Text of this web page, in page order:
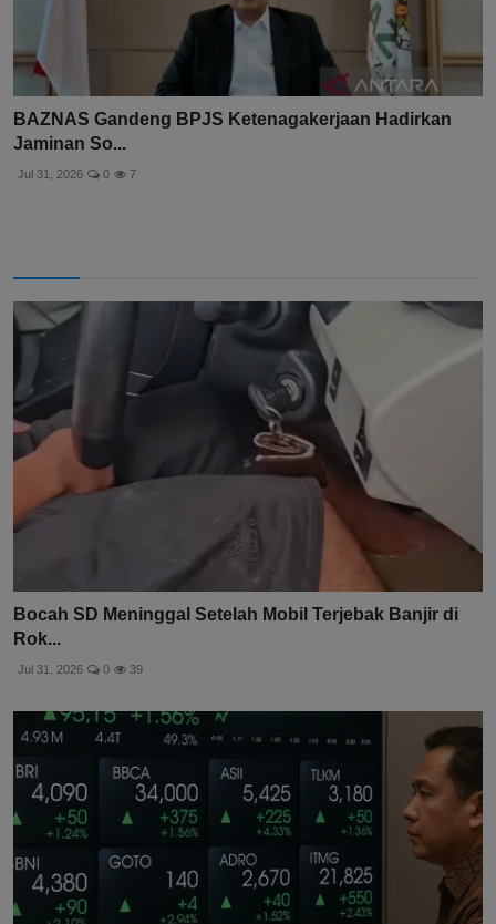
BAZNAS Gandeng BPJS Ketenagakerjaan Hadirkan
Jaminan So...
Jul 31, 2026 0 7
Bocah SD Meninggal Setelah Mobil Terjebak Banjir di
Rok...
Jul 31, 2026 0 39